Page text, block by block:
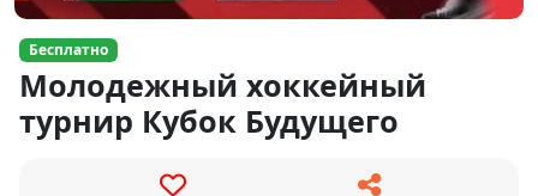
Бесплатно
Молодежный хоккейный
турнир Кубок Будущего